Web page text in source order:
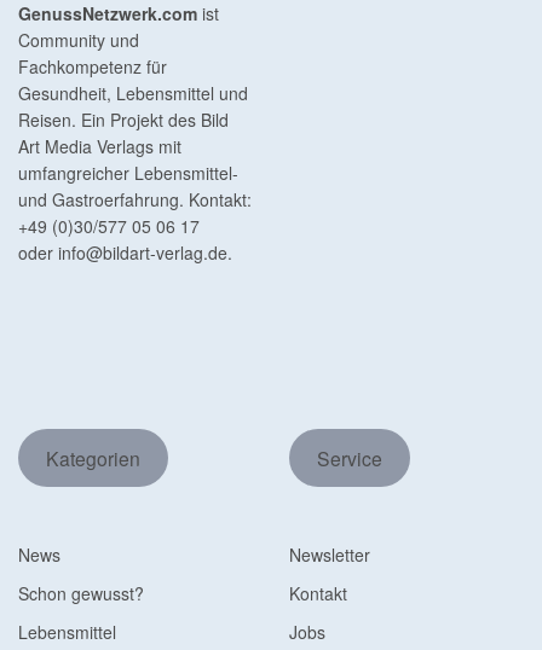
GenussNetzwerk.com ist
Community und
Fachkompetenz für
Gesundheit, Lebensmittel und
Reisen. Ein Projekt des Bild
Art Media Verlags mit
umfangreicher Lebensmittel-
und Gastroerfahrung. Kontakt:
+49 (0)30/577 05 06 17
oder info@bildart-verlag.de.
Kategorien
News
Schon gewusst?
Lebensmittel
Service
Newsletter
Kontakt
Jobs